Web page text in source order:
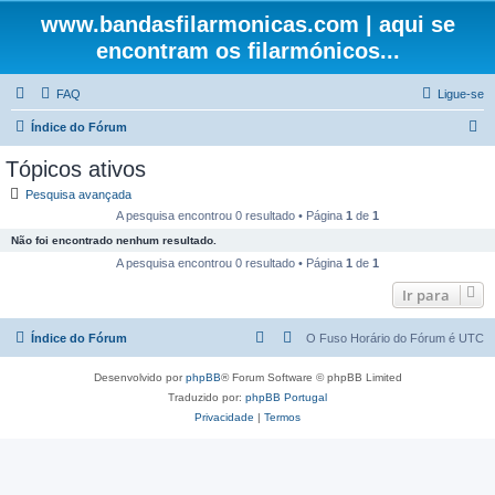
www.bandasfilarmonicas.com | aqui se
encontram os filarmónicos...
FAQ Ligue-se
Índice do Fórum
s
r
Tópicos ativos
Pesquisa avançada
A pesquisa encontrou 0 resultado • Página 1 de 1
Não foi encontrado nenhum resultado.
A pesquisa encontrou 0 resultado • Página 1 de 1
Ir para
Índice do Fórum O Fuso Horário do Fórum é UTC
Desenvolvido porphpBB® Forum Software © phpBB Limited
Traduzido por: phpBB Portugal
Privacidade | Termos